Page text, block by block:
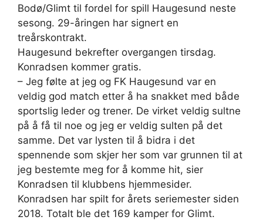
Bodø/Glimt til fordel for spill Haugesund neste
sesong. 29-åringen har signert en
treårskontrakt.
Haugesund bekrefter overgangen tirsdag.
Konradsen kommer gratis.
– Jeg følte at jeg og FK Haugesund var en
veldig god match etter å ha snakket med både
sportslig leder og trener. De virket veldig sultne
på å få til noe og jeg er veldig sulten på det
samme. Det var lysten til å bidra i det
spennende som skjer her som var grunnen til at
jeg bestemte meg for å komme hit, sier
Konradsen til klubbens hjemmesider.
Konradsen har spilt for årets seriemester siden
2018. Totalt ble det 169 kamper for Glimt.